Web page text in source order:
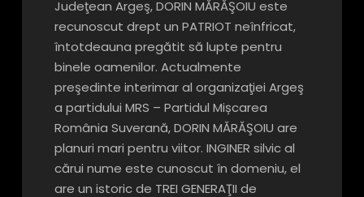
Judeţean Argeş, DORIN MĂRĂŞOIU este
recunoscut drept un PATRIOT neînfricat,
întotdeauna pregătit să lupte pentru
binele oamenilor. Actualmente
preşedinte interimar al organizaţiei Argeş
a partidului MRS – Partidul Mișcarea
România Suverană, DORIN MĂRĂŞOIU are
planuri mari pentru viitor. INGINER silvic al
cărui nume este cunoscut în domeniu, el
are un istoric de TREI GENERAŢII de